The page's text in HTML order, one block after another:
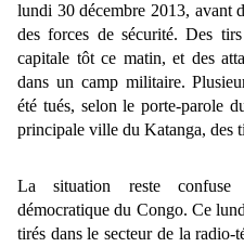
lundi 30 décembre 2013, avant
des forces de sécurité. Des
capitale tôt ce matin, et des
dans un camp militaire.
été tués, selon le porte-parole
principale ville du Katanga, des
La situation reste
démocratique du Congo. Ce
tirés dans le secteur de la radio-